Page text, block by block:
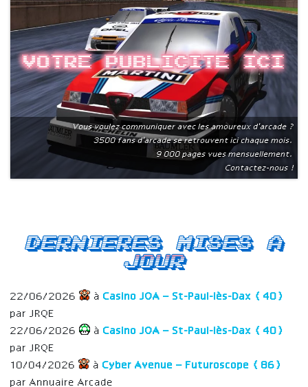
Votre publicite ici
Vous voulez communiquer avec les amoureux d'arcade ?
3500 fans d'arcade se retrouvent ici chaque mois.
9 000 pages vues mensuellement.
Contactez-nous !
Dernieres mises a
jour
22/06/2026 à Casino JOA – St-Paul-lès-Dax (40)
par JRQE
22/06/2026
à Casino JOA – St-Paul-lès-Dax (40)
par JRQE
10/04/2026
à Cyber Avenue – Futuroscope (86)
par Annuaire Arcade